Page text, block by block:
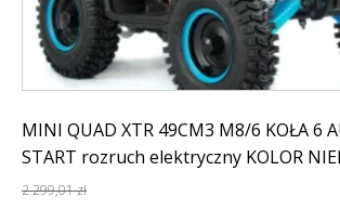
MINI QUAD XTR 49CM3 M8/6 KOŁA 6
START rozruch elektryczny KOLOR
2 299,01zł